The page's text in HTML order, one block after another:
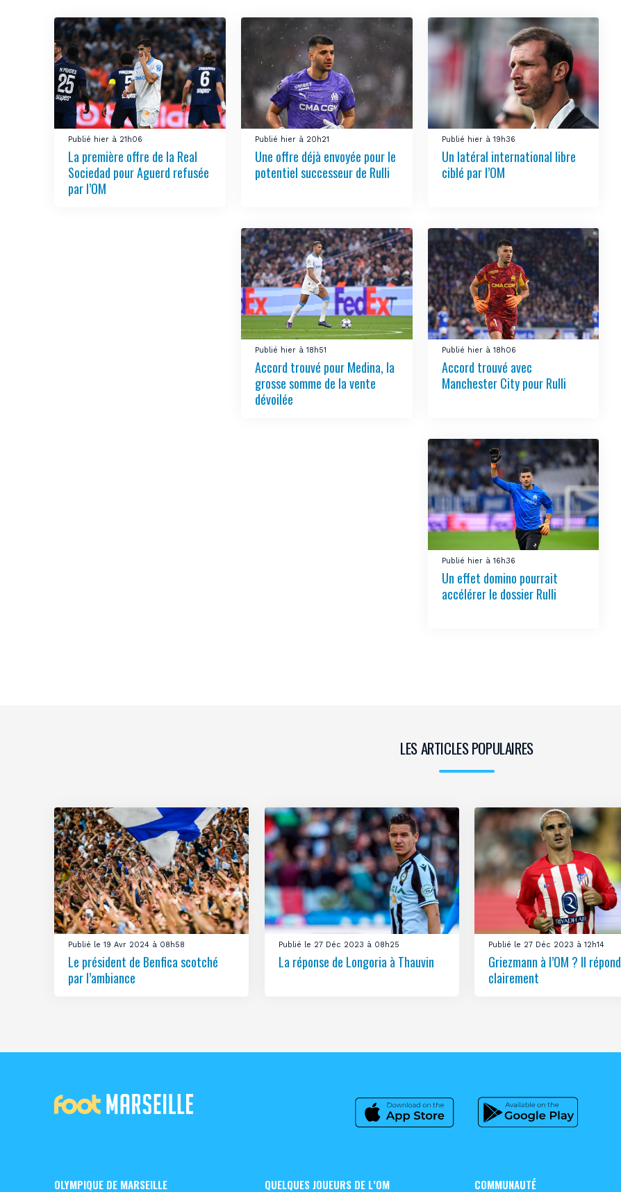
Publié hier à 21h06
La première offre de la Real
Sociedad pour Aguerd refusée
par l’OM
Publié hier à 20h21
Une offre déjà envoyée pour le
potentiel successeur de Rulli
Publié hier à 19h36
Un latéral international libre
ciblé par l’OM
Publié hier à 18h51
Accord trouvé pour Medina, la
grosse somme de la vente
dévoilée
Publié hier à 18h06
Accord trouvé avec
Manchester City pour Rulli
Publié hier à 16h36
Un effet domino pourrait
accélérer le dossier Rulli
LES ARTICLES POPULAIRES
Publié le 19 Avr 2024 à 08h58
Le président de Benfica scotché
par l’ambiance
Publié le 27 Déc 2023 à 08h25
La réponse de Longoria à Thauvin
Publié le 27 Déc 2023 à 12h14
Griezmann à l’OM ? Il répond
clairement
OLYMPIQUE DE MARSEILLE QUELQUES JOUEURS DE L’OM COMMUNAUTÉ